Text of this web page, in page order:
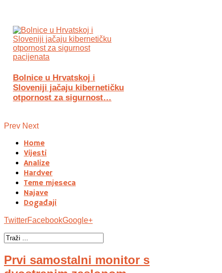
Bolnice u Hrvatskoj i
Sloveniji jačaju kibernetičku
otpornost za sigurnost…
Prev Next
Home
Vijesti
Analize
Hardver
Teme mjeseca
Najave
Događaji
TwitterFacebookGoogle+
Prvi samostalni monitor s